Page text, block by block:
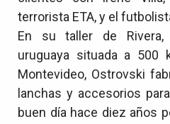
terrorista ETA, y el
En su taller de Rivera,
uruguaya situada a 500
Montevideo, Ostrovski
lanchas y accesorios
buen día hace diez años